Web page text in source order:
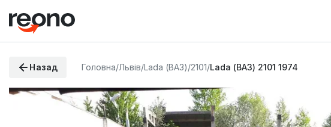
Назад Головна/Львів/Lada (ВАЗ)/2101/Lada (ВАЗ) 2101 1974